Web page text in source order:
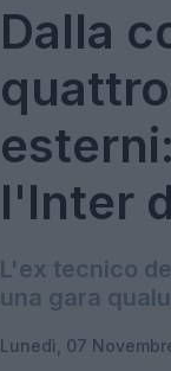
Dalla
l'Inter
L'ex tecnico
una gara
Lunedì, 07